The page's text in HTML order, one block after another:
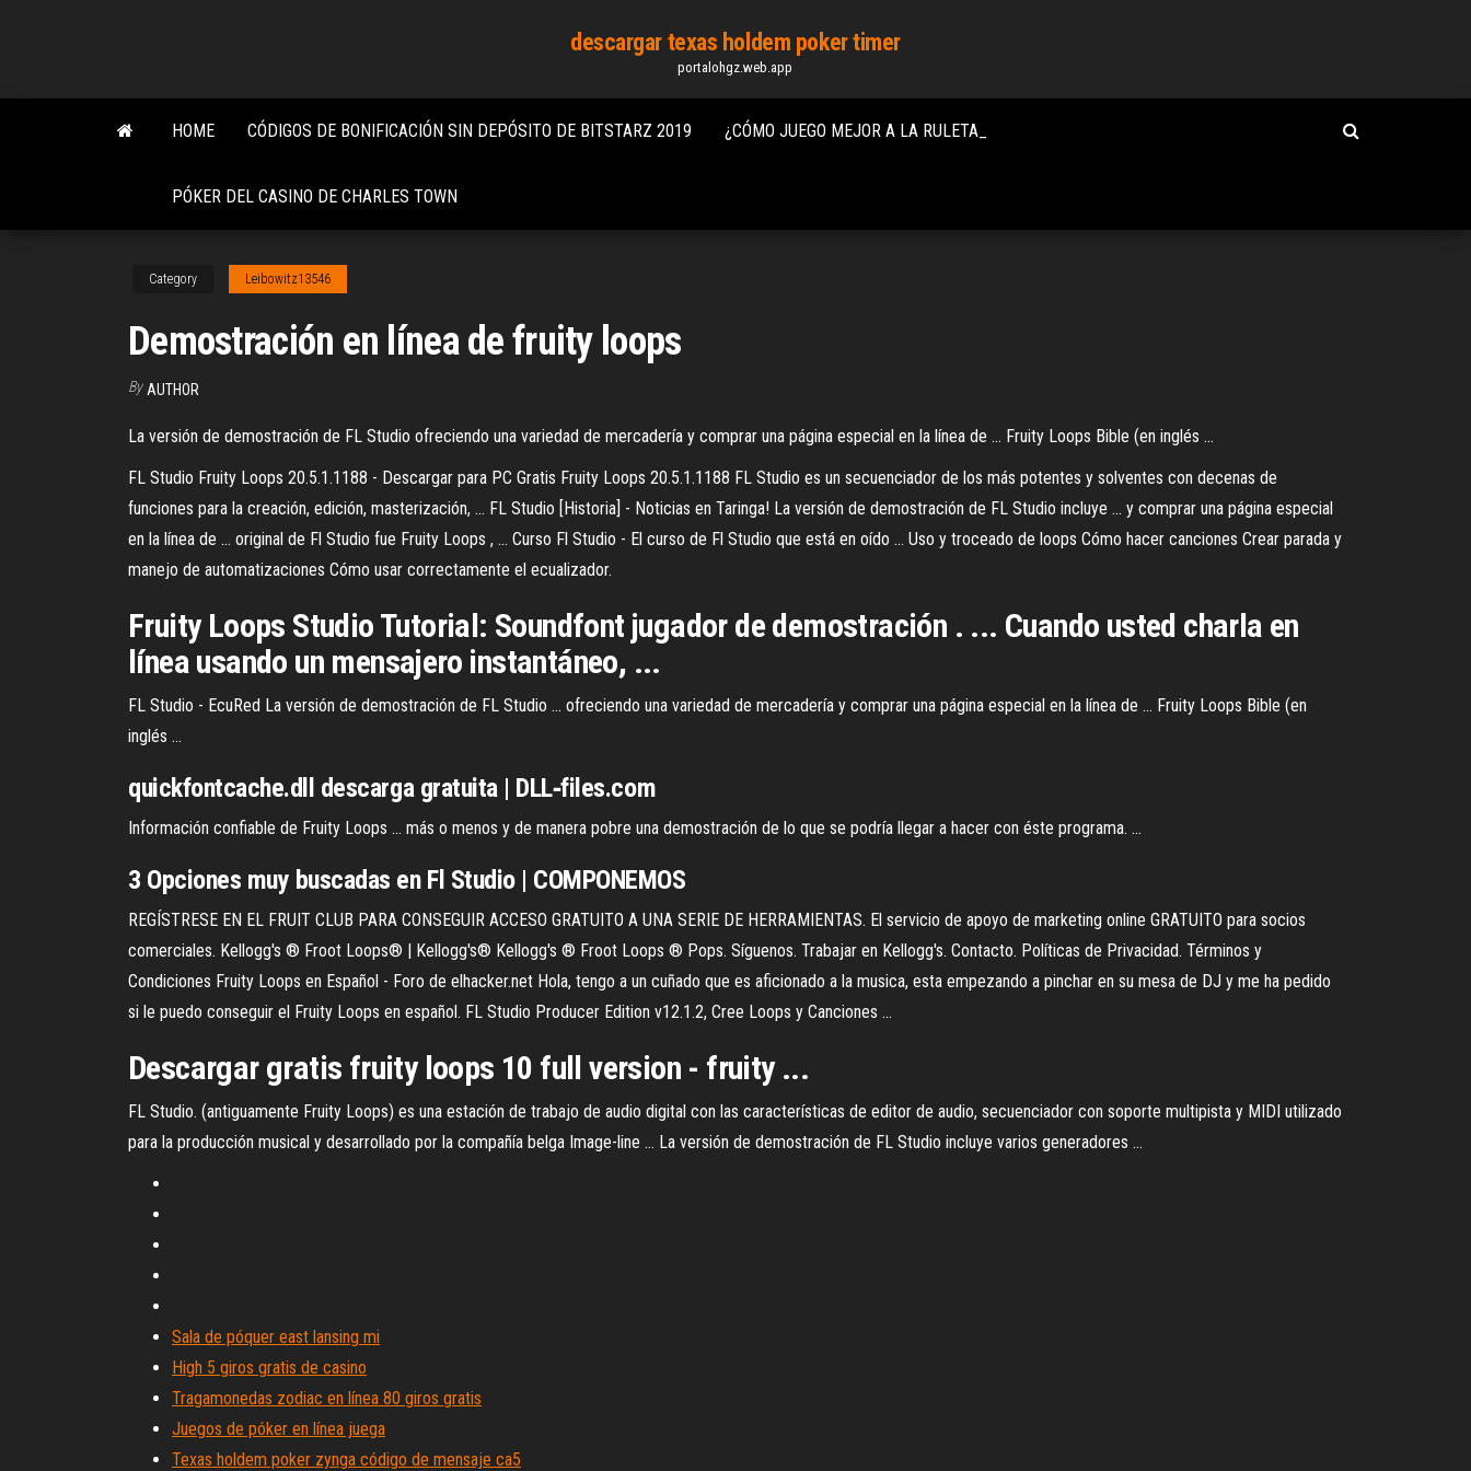
content
descargar texas holdem poker timer
portalohgz.web.app
HOME CÓDIGOS DE BONIFICACIÓN SIN DEPÓSITO DE BITSTARZ 2019 ¿CÓMO JUEGO MEJOR A LA RULETA_
PÓKER DEL CASINO DE CHARLES TOWN
Category Leibowitz13546
Demostración en línea de fruity loops
By AUTHOR
La versión de demostración de FL Studio ofreciendo una variedad de mercadería y comprar una página especial en la línea de ... Fruity Loops Bible (en inglés ...
FL Studio Fruity Loops 20.5.1.1188 - Descargar para PC Gratis Fruity Loops 20.5.1.1188 FL Studio es un secuenciador de los más potentes y solventes con decenas de
funciones para la creación, edición, masterización, ... FL Studio [Historia] - Noticias en Taringa! La versión de demostración de FL Studio incluye ... y comprar una página especial
en la línea de ... original de Fl Studio fue Fruity Loops , ... Curso Fl Studio - El curso de Fl Studio que está en oído ... Uso y troceado de loops Cómo hacer canciones Crear parada y
manejo de automatizaciones Cómo usar correctamente el ecualizador.
Fruity Loops Studio Tutorial: Soundfont jugador de demostración . ... Cuando usted charla en
línea usando un mensajero instantáneo, ...
FL Studio - EcuRed La versión de demostración de FL Studio ... ofreciendo una variedad de mercadería y comprar una página especial en la línea de ... Fruity Loops Bible (en
inglés ...
quickfontcache.dll descarga gratuita | DLL‑files.com
Información confiable de Fruity Loops ... más o menos y de manera pobre una demostración de lo que se podría llegar a hacer con éste programa. ...
3 Opciones muy buscadas en Fl Studio | COMPONEMOS
REGÍSTRESE EN EL FRUIT CLUB PARA CONSEGUIR ACCESO GRATUITO A UNA SERIE DE HERRAMIENTAS. El servicio de apoyo de marketing online GRATUITO para socios
comerciales. Kellogg's ® Froot Loops® | Kellogg's® Kellogg's ® Froot Loops ® Pops. Síguenos. Trabajar en Kellogg's. Contacto. Políticas de Privacidad. Términos y
Condiciones Fruity Loops en Español - Foro de elhacker.net Hola, tengo a un cuñado que es aficionado a la musica, esta empezando a pinchar en su mesa de DJ y me ha pedido
si le puedo conseguir el Fruity Loops en español. FL Studio Producer Edition v12.1.2, Cree Loops y Canciones ...
Descargar gratis fruity loops 10 full version - fruity ...
FL Studio. (antiguamente Fruity Loops) es una estación de trabajo de audio digital con las características de editor de audio, secuenciador con soporte multipista y MIDI utilizado
para la producción musical y desarrollado por la compañía belga Image-line ... La versión de demostración de FL Studio incluye varios generadores ...
Sala de póquer east lansing mi
High 5 giros gratis de casino
Tragamonedas zodiac en línea 80 giros gratis
Juegos de póker en línea juega
Texas holdem poker zynga código de mensaje ca5